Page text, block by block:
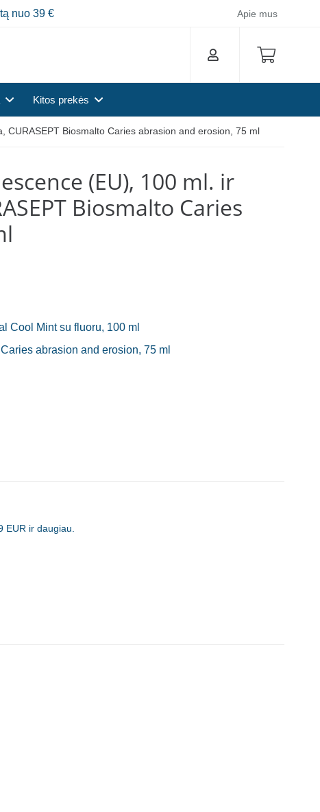
nuo 39 € Apie mus
Kitos prekės
Biosmalto Caries abrasion and erosion, 75 ml
(EU), 100 ml. ir
Biosmalto Caries
Cool Mint su fluoru, 100 ml
abrasion and erosion, 75 ml
EUR ir daugiau.